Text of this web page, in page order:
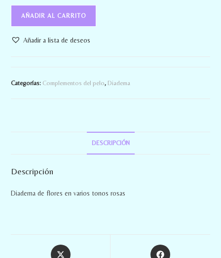
AÑADIR AL CARRITO
Añadir a lista de deseos
Categorías: Complementos del pelo, Diadema
DESCRIPCIÓN
Descripción
Diadema de flores en varios tonos rosas